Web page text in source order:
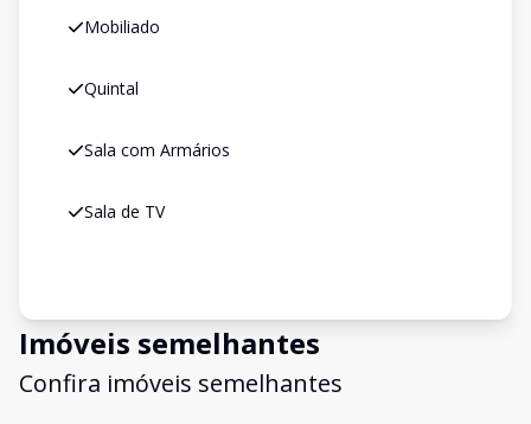
Mobiliado
Quintal
Sala com Armários
Sala de TV
Imóveis semelhantes
Confira imóveis semelhantes